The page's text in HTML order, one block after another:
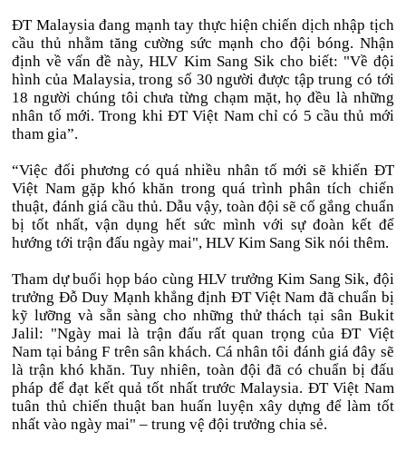
ĐT Malaysia đang mạnh tay thực hiện chiến dịch nhập tịch
cầu thủ nhằm tăng cường sức mạnh cho đội bóng. Nhận
định về vấn đề này, HLV Kim Sang Sik cho biết: "Về đội
hình của Malaysia, trong số 30 người được tập trung có tới
18 người chúng tôi chưa từng chạm mặt, họ đều là những
nhân tố mới. Trong khi ĐT Việt Nam chỉ có 5 cầu thủ mới
tham gia”.
“Việc đối phương có quá nhiều nhân tố mới sẽ khiến ĐT
Việt Nam gặp khó khăn trong quá trình phân tích chiến
thuật, đánh giá cầu thủ. Dẫu vậy, toàn đội sẽ cố gắng chuẩn
bị tốt nhất, vận dụng hết sức mình với sự đoàn kết để
hướng tới trận đấu ngày mai", HLV Kim Sang Sik nói thêm.
Tham dự buổi họp báo cùng HLV trưởng Kim Sang Sik, đội
trưởng Đỗ Duy Mạnh khẳng định ĐT Việt Nam đã chuẩn bị
kỹ lưỡng và sẵn sàng cho những thử thách tại sân Bukit
Jalil: "Ngày mai là trận đấu rất quan trọng của ĐT Việt
Nam tại bảng F trên sân khách. Cá nhân tôi đánh giá đây sẽ
là trận khó khăn. Tuy nhiên, toàn đội đã có chuẩn bị đấu
pháp để đạt kết quả tốt nhất trước Malaysia. ĐT Việt Nam
tuân thủ chiến thuật ban huấn luyện xây dựng để làm tốt
nhất vào ngày mai" – trung vệ đội trưởng chia sẻ.